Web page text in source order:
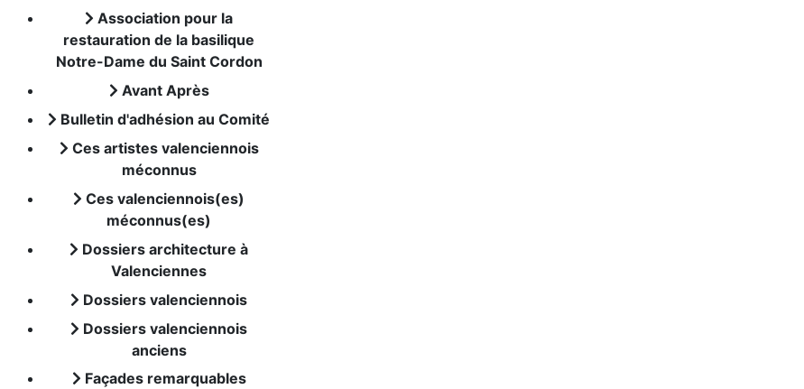
Association pour la
restauration de la basilique
Notre-Dame du Saint Cordon
Avant Après
Bulletin d'adhésion au Comité
Ces artistes valenciennois
méconnus
Ces valenciennois(es)
méconnus(es)
Dossiers architecture à
Valenciennes
Dossiers valenciennois
Dossiers valenciennois
anciens
Façades remarquables